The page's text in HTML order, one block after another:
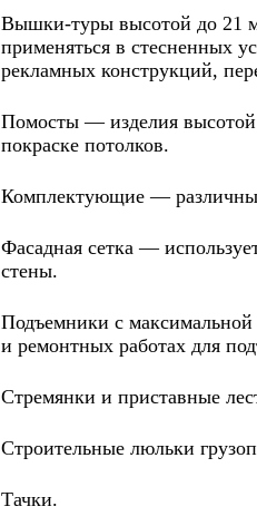
Вышки-туры высотой до 21
применяться в стесненных
рекламных конструкций,
Помосты — изделия
покраске потолков.
Комплектующие —
Фасадная сетка —
стены.
Подъемники с
и ремонтных работах для
Стремянки и приставные
Строительные люльки
Тачки.